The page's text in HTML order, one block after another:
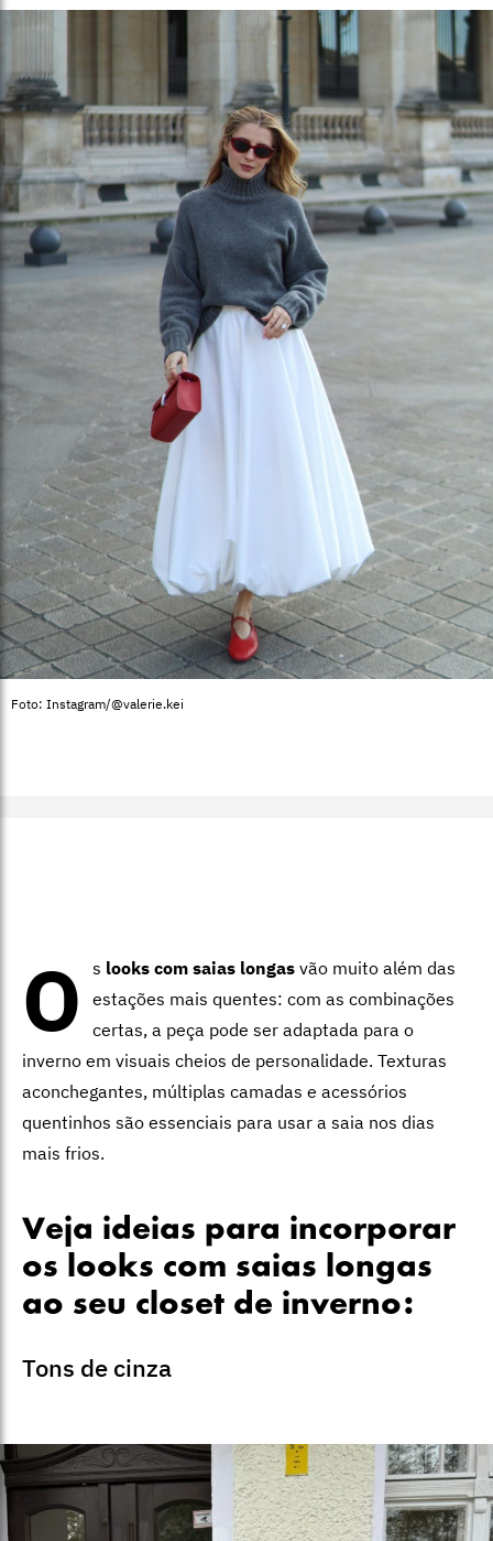
Foto: Instagram/@valerie.kei
O s looks com saias longas vão muito além das
estações mais quentes: com as combinações
certas, a peça pode ser adaptada para o
inverno em visuais cheios de personalidade. Texturas
aconchegantes, múltiplas camadas e acessórios
quentinhos são essenciais para usar a saia nos dias
mais frios.
Veja ideias para incorporar
os looks com saias longas
ao seu closet de inverno:
Tons de cinza